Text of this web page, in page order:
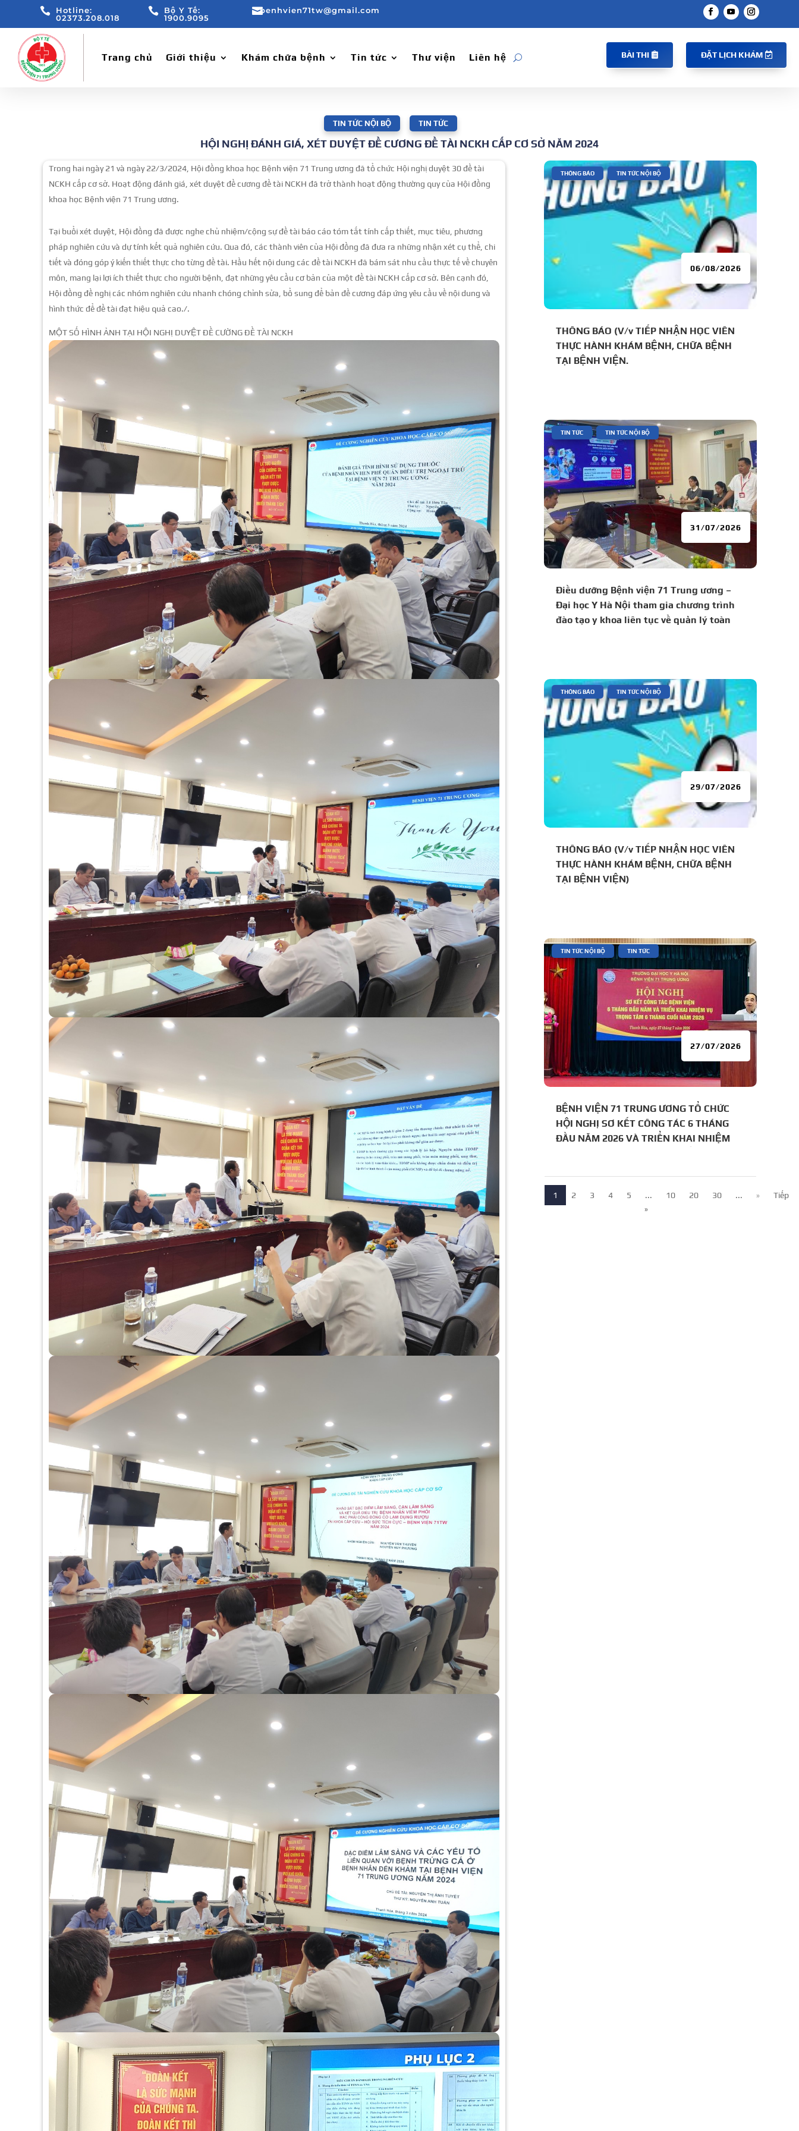

Hotline:
02373.208.018

Bộ Y Tế:
1900.9095
benhvien71tw@gmail.com
Trang chủ Giới thiệu Khám chữa bệnh Tin tức Thư viện Liên hệ BÀI THI ĐẶT LỊCH KHÁM
TIN TỨC NỘI BỘ TIN TỨC
HỘI NGHỊ ĐÁNH GIÁ, XÉT DUYỆT ĐỀ CƯƠNG ĐỀ TÀI NCKH CẤP CƠ SỞ NĂM 2024
Trong hai ngày 21 và ngày 22/3/2024, Hội đồng khoa học Bệnh viện 71 Trung ương đã tổ chức Hội nghị duyệt 30 đề tài
NCKH cấp cơ sở. Hoạt động đánh giá, xét duyệt đề cương đề tài NCKH đã trở thành hoạt động thường quy của Hội đồng
khoa học Bệnh viện 71 Trung ương.
Tại buổi xét duyệt, Hội đồng đã được nghe chủ nhiệm/cộng sự đề tài báo cáo tóm tắt tính cấp thiết, mục tiêu, phương
pháp nghiên cứu và dự tính kết quả nghiên cứu. Qua đó, các thành viên của Hội đồng đã đưa ra những nhận xét cụ thể, chi
tiết và đóng góp ý kiến thiết thực cho từng đề tài. Hầu hết nội dung các đề tài NCKH đã bám sát nhu cầu thực tế về chuyên
môn, mang lại lợi ích thiết thực cho người bệnh, đạt những yêu cầu cơ bản của một đề tài NCKH cấp cơ sở. Bên cạnh đó,
Hội đồng đề nghị các nhóm nghiên cứu nhanh chóng chỉnh sửa, bổ sung để bản đề cương đáp ứng yêu cầu về nội dung và
hình thức để đề tài đạt hiệu quả cao./.
MỘT SỐ HÌNH ẢNH TẠI HỘI NGHỊ DUYỆT ĐỀ CƯỜNG ĐỀ TÀI NCKH
THÔNG BÁO (V/v TIẾP NHẬN HỌC VIÊN
THỰC HÀNH KHÁM BỆNH, CHỮA BỆNH
TẠI BỆNH VIỆN.
06/08/2026
THÔNG BÁO TIN TỨC NỘI BỘ
Điều dưỡng Bệnh viện 71 Trung ương –
Đại học Y Hà Nội tham gia chương trình
đào tạo y khoa liên tục về quản lý toàn
31/07/2026
TIN TỨC TIN TỨC NỘI BỘ
THÔNG BÁO (V/v TIẾP NHẬN HỌC VIÊN
THỰC HÀNH KHÁM BỆNH, CHỮA BỆNH
TẠI BỆNH VIỆN)
29/07/2026
THÔNG BÁO TIN TỨC NỘI BỘ
BỆNH VIỆN 71 TRUNG ƯƠNG TỔ CHỨC
HỘI NGHỊ SƠ KẾT CÔNG TÁC 6 THÁNG
ĐẦU NĂM 2026 VÀ TRIỂN KHAI NHIỆM
27/07/2026
TIN TỨC NỘI BỘ TIN TỨC
1 2 3 4 5 ... 10 20 30 ... »
Tiếp
»